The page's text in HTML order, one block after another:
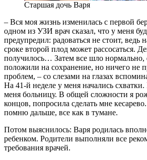
Старшая дочь Варя
– Вся моя жизнь изменилась с первой
одном из УЗИ врач сказал, что у меня
предупредил: радоваться не стоит, ведь
сроке второй плод может рассосаться.
получилось… Затем все шло нормально,
положили на сохранение, но ничего не
проблем, – со слезами на глазах
На 41-й неделе у меня начались
меня больницу. В общей сложности я
концов, попросила сделать мне
помню дальше, все как в тумане.
Потом выяснилось: Варя родилась
ребенком. Родители выполняли все
требования врачей.